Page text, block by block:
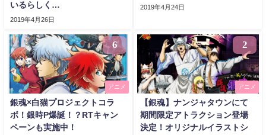
いるらしく…
2019年4月26日
2019年4月24日
6
アニメ
銀魂×白猫プロジェクトコラ
ボ！銀時P爆誕！？RTキャン
ペーンも実施中！
2
アニメ
【銀魂】ナンジャタウンにて
期間限定アトラクション登場
決定！オリジナルイラストシ